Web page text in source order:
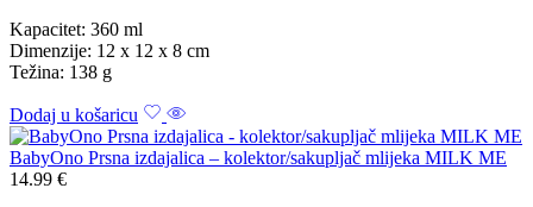
Kapacitet: 360 ml
Dimenzije: 12 x 12 x 8 cm
Težina: 138 g
Dodaj u košaricu
BabyOno Prsna izdajalica – kolektor/sakupljač mlijeka MILK ME
14.99 €